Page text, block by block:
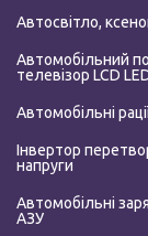
Автосвітло,
Автомобільний
телевізор LCD
Автомобільні
Інвертор
напруги
Автомобільні
АЗУ